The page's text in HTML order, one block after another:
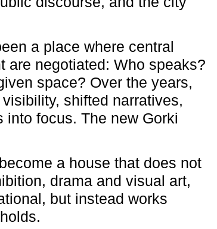
a place where central
are negotiated: Who speaks?
space? Over the years,
shifted narratives,
into focus. The new Gorki
a house that does not
drama and visual art,
but instead works